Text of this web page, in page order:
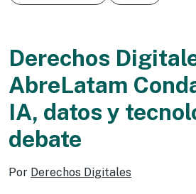
Derechos
AbreLatam
IA, datos y
debate
Por Derechos Digitales